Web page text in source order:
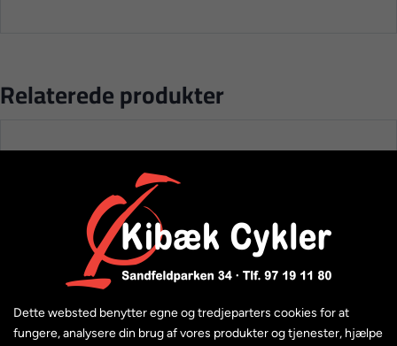
Relaterede produkter
Dette websted benytter egne og tredjeparters cookies for at
fungere, analysere din brug af vores produkter og tjenester, hjælpe